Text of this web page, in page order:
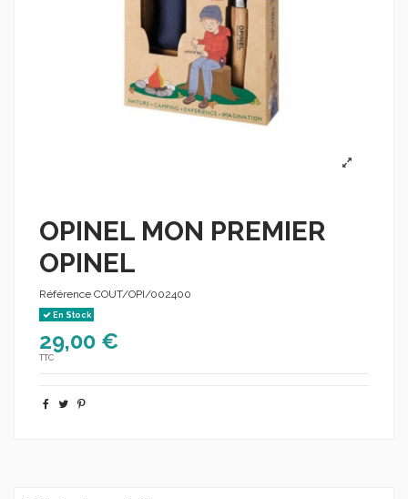
OPINEL MON PREMIER
OPINEL
Référence COUT/OPI/002400
En Stock
29,00 €
TTC